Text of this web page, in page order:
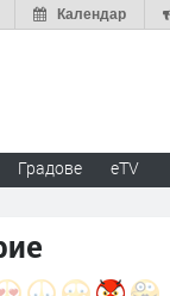
Календар
Градове eTV